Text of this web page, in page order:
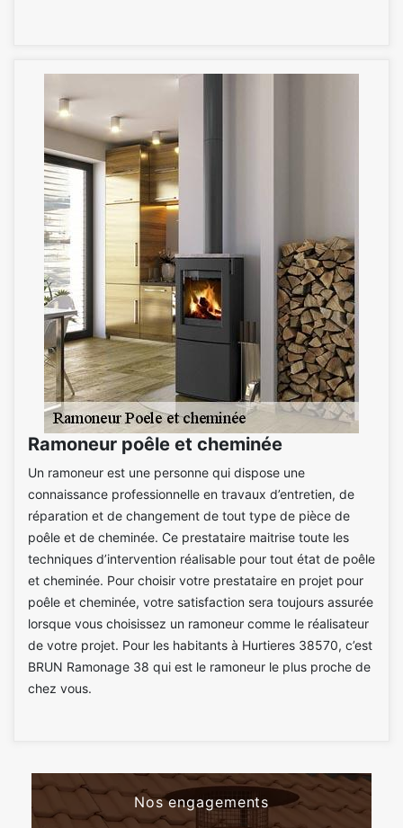
Ramoneur poêle et cheminée
Un ramoneur est une personne qui dispose une
connaissance professionnelle en travaux d’entretien, de
réparation et de changement de tout type de pièce de
poêle et de cheminée. Ce prestataire maitrise toute les
techniques d’intervention réalisable pour tout état de poêle
et cheminée. Pour choisir votre prestataire en projet pour
poêle et cheminée, votre satisfaction sera toujours assurée
lorsque vous choisissez un ramoneur comme le réalisateur
de votre projet. Pour les habitants à Hurtieres 38570, c’est
BRUN Ramonage 38 qui est le ramoneur le plus proche de
chez vous.
Nos engagements